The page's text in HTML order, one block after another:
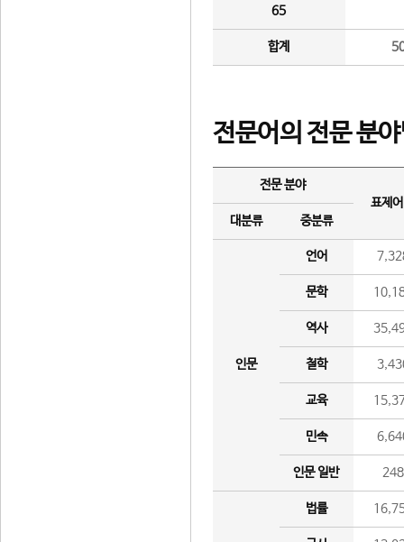
65
합계
전문어의 전문 분
전문 분야
표제
대분류
중분류
인문
언어
문학
역사
철학
교육
민속
인문 일반 248
법률